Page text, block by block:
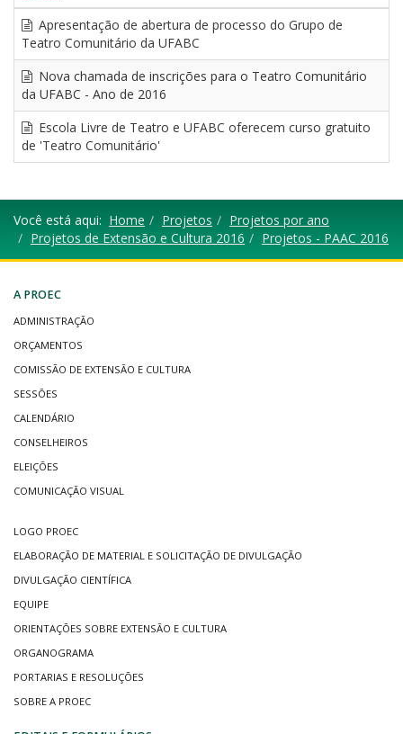
Apresentação de abertura de processo do Grupo de
Teatro Comunitário da UFABC
Nova chamada de inscrições para o Teatro Comunitário
da UFABC - Ano de 2016
Escola Livre de Teatro e UFABC oferecem curso gratuito
de 'Teatro Comunitário'
Você está aqui: Home Projetos
Projetos por ano
Projetos de Extensão e Cultura 2016
Projetos - PAAC 2016
A PROEC
ADMINISTRAÇÃO
ORÇAMENTOS
COMISSÃO DE EXTENSÃO E CULTURA
SESSÕES
CALENDÁRIO
CONSELHEIROS
ELEIÇÕES
COMUNICAÇÃO VISUAL
LOGO PROEC
ELABORAÇÃO DE MATERIAL E SOLICITAÇÃO DE DIVULGAÇÃO
DIVULGAÇÃO CIENTÍFICA
EQUIPE
ORIENTAÇÕES SOBRE EXTENSÃO E CULTURA
ORGANOGRAMA
PORTARIAS E RESOLUÇÕES
SOBRE A PROEC